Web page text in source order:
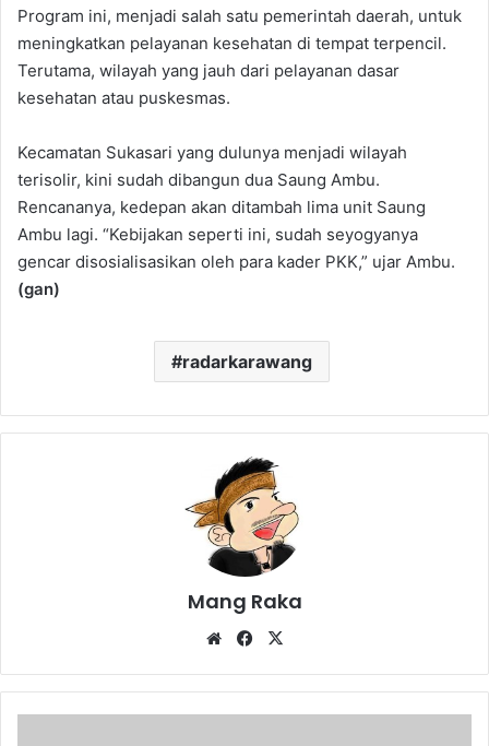
Program ini, menjadi salah satu pemerintah daerah, untuk
meningkatkan pelayanan kesehatan di tempat terpencil.
Terutama, wilayah yang jauh dari pelayanan dasar
kesehatan atau puskesmas.
Kecamatan Sukasari yang dulunya menjadi wilayah
terisolir, kini sudah dibangun dua Saung Ambu.
Rencananya, kedepan akan ditambah lima unit Saung
Ambu lagi. “Kebijakan seperti ini, sudah seyogyanya
gencar disosialisasikan oleh para kader PKK,” ujar Ambu.
(gan)
radarkarawang
Mang Raka
WebsiteFacebook